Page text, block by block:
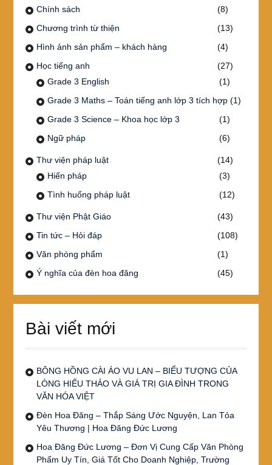
Chính sách
(8)
Chương trình từ thiện
(13)
Hình ảnh sản phẩm – khách hàng
(4)
Học tiếng anh
(27)
Grade 3 English
(1)
Grade 3 Maths – Toán tiếng anh lớp 3 tích hợp(1)
Grade 3 Science – Khoa học lớp 3
(1)
Ngữ pháp
(6)
Thư viện pháp luật
(14)
Hiến pháp
(3)
Tình huống pháp luật
(12)
Thư viện Phật Giáo
(43)
Tin tức – Hỏi đáp
(108)
Văn phòng phẩm
(1)
Ý nghĩa của đèn hoa đăng
(45)
Bài viết mới
BÔNG HỒNG CÀI ÁO VU LAN – BIỂU TƯỢNG CỦA
LÒNG HIẾU THẢO VÀ GIÁ TRỊ GIA ĐÌNH TRONG
VĂN HÓA VIỆT
Đèn Hoa Đăng – Thắp Sáng Ước Nguyện, Lan Tỏa
Yêu Thương | Hoa Đăng Đức Lương
Hoa Đăng Đức Lương – Đơn Vị Cung Cấp Văn Phòng
Phẩm Uy Tín, Giá Tốt Cho Doanh Nghiệp, Trường